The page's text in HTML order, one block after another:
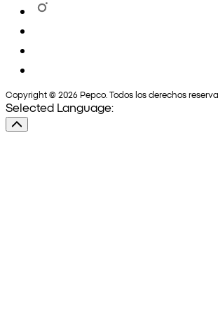
Copyright © 2026 Pepco. Todos los derechos
Selected Language: